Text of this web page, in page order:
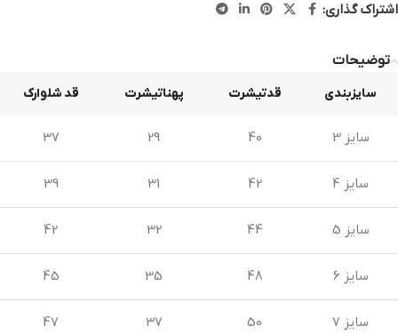
اشتراک گذاری:
توضیحات
سایزبندی قدتیشرت پهناتیشرت قد شلوارک
سایز 3 40
29
37
سایز 4 42
31
39
سایز 5 44
32
42
سایز 6 48
35
45
سایز 7 50
37
47